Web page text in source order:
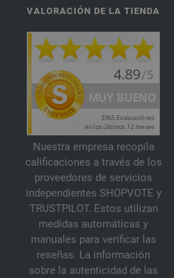
VALORACIÓN DE LA TIENDA
Nuestra empresa recopila
calificaciones a través de los
proveedores de servicios
independientes SHOPVOTE y
TRUSTPILOT. Estos utilizan
medidas automáticas y
manuales para verificar las
reseñas. La información
sobre la autenticidad de las